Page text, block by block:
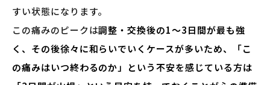
すい状態になります。
この痛みのピークは調整・交換後の1〜3日間が最も強
く、その後徐々に和らいでいくケースが多いため、「こ
の痛みはいつ終わるのか」という不安を感じている方は